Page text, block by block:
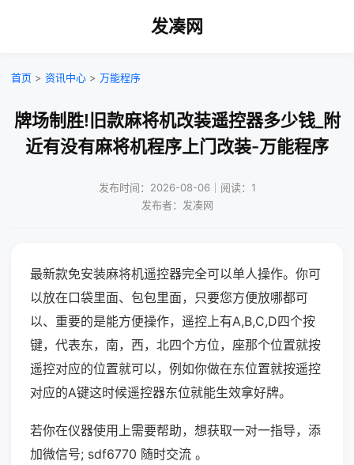
发凑网
首页 > 资讯中心 > 万能程序
牌场制胜!旧款麻将机改装遥控器多少钱_附
近有没有麻将机程序上门改装-万能程序
发布时间：2026-08-06｜阅读：1
发布者：发凑网
最新款免安装麻将机遥控器完全可以单人操作。你可
以放在口袋里面、包包里面，只要您方便放哪都可
以、重要的是能方便操作，遥控上有A,B,C,D四个按
键，代表东，南，西，北四个方位，座那个位置就按
遥控对应的位置就可以，例如你做在东位置就按遥控
对应的A键这时候遥控器东位就能生效拿好牌。
若你在仪器使用上需要帮助，想获取一对一指导，添
加微信号; sdf6770 随时交流 。